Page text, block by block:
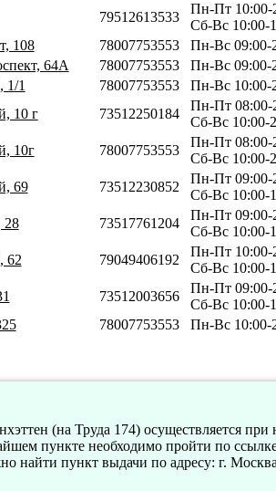
79512613533
Пн-Пт 10:00-
Сб-Вс 10:00-
108 78007753553
Пн-Вс 09:00-
64А 78007753553
Пн-Вс 09:00-
1 78007753553
Пн-Вс 10:00-
10 г 73512250184
Пн-Пт 08:00-
Сб-Вс 10:00-
10г 78007753553
Пн-Пт 08:00-
Сб-Вс 10:00-
69 73512230852
Пн-Пт 09:00-
Сб-Вс 10:00-
28 73517761204
Пн-Пт 09:00-
Сб-Вс 10:00-
62 79049406192
Пн-Пт 10:00-
Сб-Вс 10:00-
73512003656
Пн-Пт 09:00-
Сб-Вс 10:00-
78007753553 Пн-Вс 10:00-
(на Труда 174) осуществляется
пункте необходимо пройти по
пункт выдачи по адресу: г.